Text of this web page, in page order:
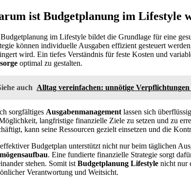
ist Budgetplanung im Lifestyle
im Lifestyle bildet die Grundlage für eine
können individuelle Ausgaben effizient gesteuert
wird. Ein tiefes Verständnis für feste Kosten und
optimal zu gestalten.
auch Alltag vereinfachen: unnötige Verpflichtungen
sorgfältiges Ausgabenmanagement lassen sich
langfristige finanzielle Ziele zu setzen und zu
kann seine Ressourcen gezielt einsetzen und die
Budgetplan unterstützt nicht nur beim täglichen
. Eine fundierte finanzielle Strategie sorgt
stehen. Somit ist Budgetplanung Lifestyle nicht nur
Verantwortung und Weitsicht.